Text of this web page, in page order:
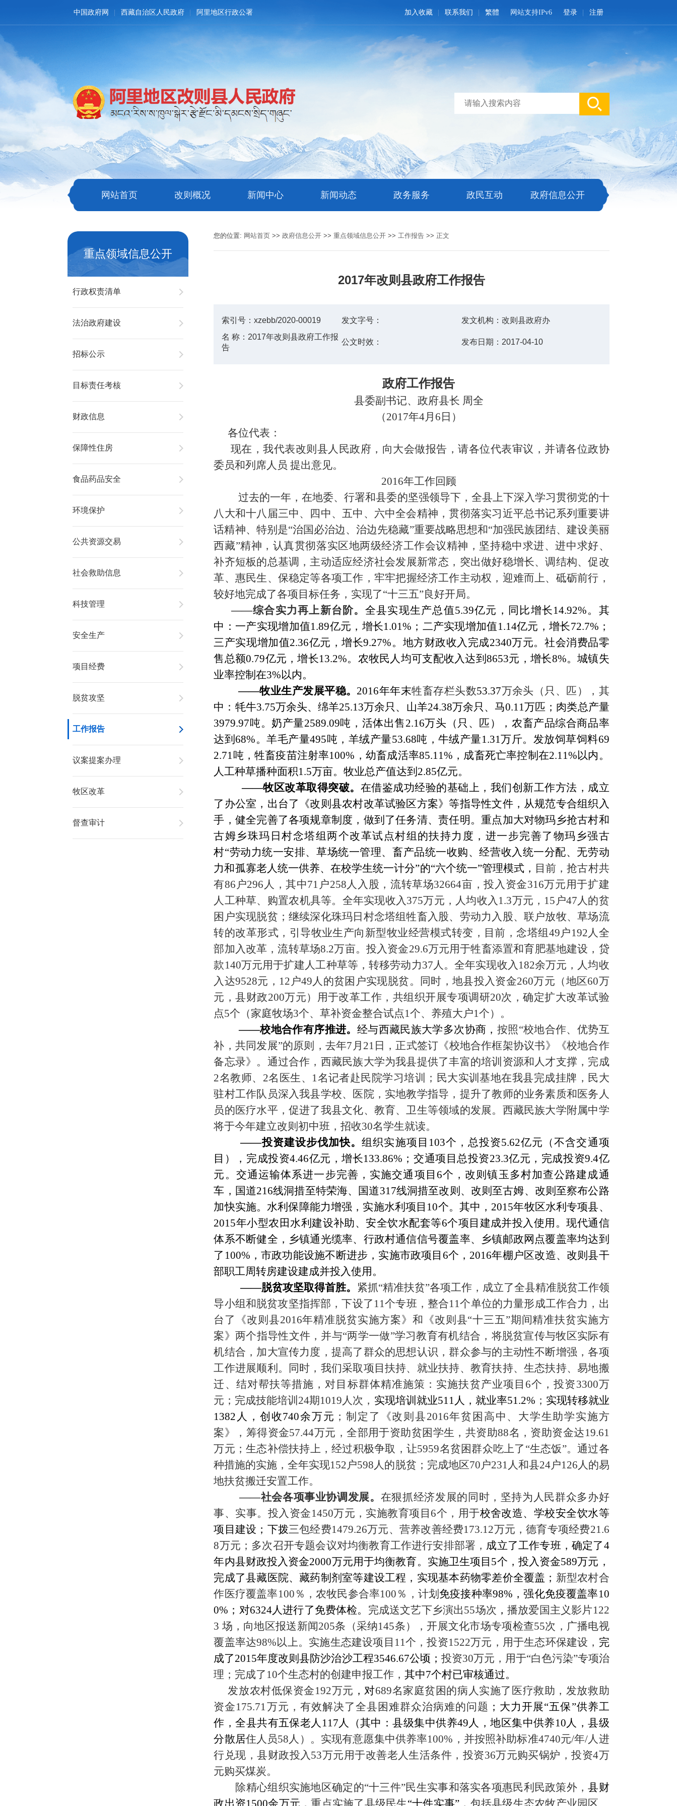
中国政府网 西藏自治区人民政府 阿里地区行政公署 登录 注册
网站支持IPv6
加入收藏 联系我们 繁體
网站首页 改则概况 新闻中心 新闻动态 政务服务 政民互动 政府信息公开
重点领域信息公开
行政权责清单
法治政府建设
招标公示
目标责任考核
财政信息
保障性住房
食品药品安全
环境保护
公共资源交易
社会救助信息
科技管理
安全生产
项目经费
脱贫攻坚
工作报告
议案提案办理
牧区改革
督查审计
您的位置: 网站首页 >>政府信息公开 >>重点领域信息公开 >> 工作报告 >>正文
2017年改则县政府工作报告
索引号：xzebb/2020-00019 发文字号： 发文机构： 改则县政府办
名 称： 2017年改则县政府工作报
告
公文时效： 发布日期： 2017-04-10
政府工作报告
县委副书记、政府县长 周全
（2017年4月6日）
各位代表：
现在，我代表改则县人民政府，向大会做报告，请各位代表审议，并请各位政协
委员和列席人员 提出意见。
2016年工作回顾
过去的一年，在地委、行署和县委的坚强领导下，全县上下深入学习贯彻党的十
八大和十八届三中、四中、五中、六中全会精神，贯彻落实习近平总书记系列重要讲
话精神、特别是“治国必治边、治边先稳藏”重要战略思想和“加强民族团结、建设美丽
西藏”精神， 认真贯彻落实区地两级经济工作会议精神 ， 坚持稳中求进、进中求好、
补齐短板的总基调 ，主动适应经济社会发展新常态，突出做好稳增长、调结构、促改
革、惠民生、保稳定等各项工作 ，牢牢把握经济工作主动权，迎难而上、砥砺前行，
较好地完成了各项目标任务，实现了“十三五”良好开局。
——综合实力再上新台阶。 全县实现生产总值5.39亿元， 同比增长14.92%。其
中 ： 一产实现增加值1 .89亿元，增长1.01%；二产实现增加值1 .14亿元，增长72.7%；
三产实现增加值2.36亿元，增长9.27%。 地方财政收入 完成2340万元。 社会消费品零
售总额0.79亿元 ，增长13.2%。农牧民人均可支配收入达到8653元，增长8%。城镇失
业率控制在3%以内。
——牧业生产发展平稳。 2016年年末牲畜存栏头数53.37万余头 （只、匹）
，其
中：牦牛3.75万余头、绵羊25.13万余只、山羊24.38万余只 、 马0.11万匹 ；肉类总产量
3979.97吨。奶产量2589.09吨，活体出售2.16万头 （ 只、匹 ），农畜产品综合商品率
达到 68%。羊毛产量495吨 ，羊绒产量53.68吨 ，牛绒产量1.31万斤。发放饲草饲料69
2.71吨，牲畜疫苗注射率100%，幼畜成活率85.11%，成畜死亡率控制在2.11%以内。
人工种草播种面积1.5万亩。牧业总产值达到 2.85亿元。
——牧区改革取得突破。 在借鉴成功经验的基础上，我们创新工作方法，成立
了办公室，出台了《改则县农村改革试验区方案》等指导性文件，从规范专合组织入
手，健全完善了各项规章制度，做到了任务清、责任明。重点加大对物玛乡抢古村和
古姆乡珠玛日村念塔组两个改革试点村组的扶持力度，进一步完善了物玛乡强古
村“劳动力统一安排、草场统一管理、畜产品统一收购、经营收入统一分配、无劳动
力和孤寡老人统一供养、在校学生统一计分”的“六个统一”管理模式， 目前，抢古村共
有86户296人，其中71户258人入股，流转草场32664亩，投入资金316万元用于扩建
人工种草、购置农机具等。全年实现收入 375万元，人均收入 1.3万元， 15户47人的贫
困户实现脱贫；继续深化珠玛日村念塔组牲畜入股、劳动力入股、联户放牧、草场流
转的改革形式，引导牧业生产向新型牧业经营模式转变，目前，念塔组49 户192人全
部加入改革，流转草场8.2万亩。投入资金29.6万元用于牲畜添置和育肥基地建设，贷
款140万元用于扩建人工种草等，转移劳动力37人。全年实现收入 182余万元，人均收
入达9528元， 12户49人的贫困户实现脱贫。同时，地县投入资金260万元（地区60万
元，县财政200万元）用于改革工作，共组织开展专项调研20次，确定扩大改革试验
点5个（家庭牧场3个、草补资金整合试点1个、养殖大户1个）。
——校地合作有序推进。 经与西藏民族大学多次协商， 按照“校地合作、优势互
补，共同发展”的原则， 去年7 月 21 日，正式签订《校地合作框架协议书》《校地合作
备忘录》。通过合作，西藏民族大学为我县提供了丰富的培训资源和人才支撑， 完成
2名教师、2名医生、1名记者赴民院学习培训； 民大实训基地在我县完成挂牌，民大
驻村工作队员深入我县学校、医院，实地教学指导，提升了教师的业务素质和医务人
员的医疗水平，促进了我县文化、教育、卫生等领域的发展。西藏民族大学附属中学
将于今年建立改则初中班，招收30名学生就读。
——投资建设步伐加快。组织实施项目 103个，总投资5.62亿元（不含交通项
目），完成投资4.46亿元，增长133.86%；交通项目总投资23.3亿元，完成投资9.4亿
元。交通运输体系进一步完善，实施交通项目6个，改则镇玉多村加查公路建成通
车，国道216线洞措至特荣海、国道317线洞措至改则、改则至古姆、改则至察布公路
加快实施。水利保障能力增强，实施水利项目10个。其中，2015年牧区水利专项县、
2015年小型农田水利建设补助、安全饮水配套等6个项目建成并投入使用。现代通信
体系不断健全，乡镇通光缆率、行政村通信信号覆盖率、乡镇邮政网点覆盖率均达到
了100%，市政功能设施不断进步，实施市政项目6个，2016年棚户区改造、改则县干
部职工周转房建设建成并投入使用。
——脱贫攻坚取得首胜。
紧抓“精准扶贫”各项工作， 成立了全县精准脱贫工作领
导小组和脱贫攻坚指挥部，下设了 11个专班，整合11个单位的力量形成工作合力，出
台了《改则县2016年精准脱贫实施方案》和《改则县“十三五”期间精准扶贫实施方
案》两个指导性文件，并与“两学一做”学习教育有机结合，将脱贫宣传与牧区实际有
机结合，加大宣传力度，提高了群众的思想认识，群众参与的主动性不断增强，各项
工作进展顺利。同时，我们采取项目扶持、就业扶持、教育扶持、生态扶持、易地搬
迁、结对帮扶等措施，对目标群体精准施策：实施扶贫产业项目6个，投资3300万
元；完成技能培训24期1019人次 ， 实现培训就业511人，就业率51.2% ； 实现转移就业
1382人，创收740余万元 ；制定了《改则县2016年贫困高中、大学生助学实施方
案》， 筹得资金57.44万元，全部用于资助贫困学生，共资助88名 ，资助资金达19.61
万元 ；生态补偿扶持上，经过积极争取，让5959名贫困群众吃上了 “生态饭”。通过各
种措施的实施，全年实现152 户598 人的脱贫；完成地区70 户231 人和县24户126人的易
地扶贫搬迁安置工作。
——社会各项事业协调发展。 在狠抓经济发展的同时，坚持为人民群众多办好
事、实事。 投入资金1450万元，实施教育项目6个，用于校舍改造、学校安全饮水等
项目建设；下拨三包经费1479.26万元、营养改善经费173.12万元，德育专项经费21.6
8万元；多次召开专题会议对均衡教育工作进行安排部署， 成立了工作专班 ，确定了4
年内县财政投入资金2000万元用于均衡教育。实施卫生项目 5个，投入资金589万元，
完成了县藏医院、藏药制剂室等建设工程，实现基本药物零差价全覆盖； 新型农村合
作医疗覆盖率100 ％，农牧民参合率100 ％， 计划 免疫接种率98% ，强化免疫覆盖率10
0% ； 对6324人进行了免费体检。 完成送文艺下乡演出55场次 ，播放爱国主义影片122
3 场，向地区报送新闻205条（采纳145条），开展文化市场专项检查55次 ，广播电视
覆盖率达98%以上。实施生态建设项目 11个，投资1522万元，用于生态环保建设 ， 完
成了2015年度改则县防沙治沙工程3546.67公顷； 投资30万元，用于“白色污染”专项治
理； 完成了 10个生态村的创建申报工作 ，其中7个村已审核通过。
发放农村低保资金192万元 ，对689名家庭贫困的病人实施了医疗救助，发放救助
资金175.71万元 ， 有效解决了全县困难群众治病难的问题 ；大力开展“五保”供养工
作，全县共有五保老人117人（其中：县级集中供养49 人，地区集中供养10 人，县级
分散居住人员58 人 ）。 实现有意愿集中供养率100%，并按照补助标准4740元/年/人进
行兑现，县财政投入53万元用于改善老人生活条件，投资36万元购买锅炉，投资4万
元购买煤炭。
除精心组织实施地区确定的“十三件”民生实事和落实各项惠民利民政策外，县财
政出资1500余万元，重点实施了县级民生“十件实事”， 包括县级生态农牧产业园区、